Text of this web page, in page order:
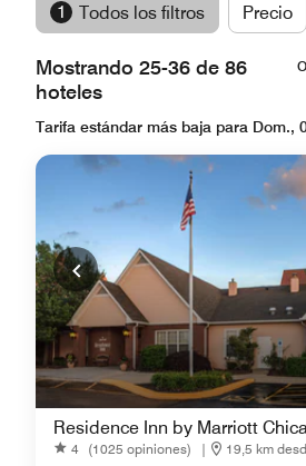
1 Todos los filtros Precio
Mostrando 25-36 de 86
hoteles
Tarifa estándar más baja para Dom.,
Residence Inn by Marriott
4 (1025 opiniones) |
19,5 km